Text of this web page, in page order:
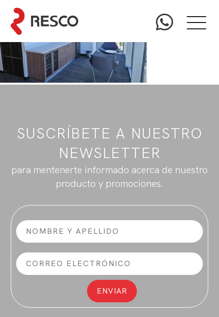
SUSCRÍBETE A NUESTRO
NEWSLETTER
para mentenerte informado acerca de nuestro
producto y promociones.